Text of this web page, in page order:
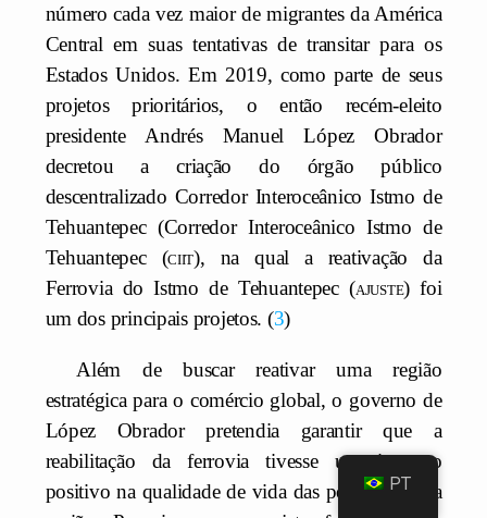
número cada vez maior de migrantes da América
Central em suas tentativas de transitar para os
Estados Unidos. Em 2019, como parte de seus
projetos prioritários, o então recém-eleito
presidente Andrés Manuel López Obrador
decretou a criação do órgão público
descentralizado Corredor Interoceânico Istmo de
Tehuantepec (Corredor Interoceânico Istmo de
Tehuantepec (ciit), na qual a reativação da
Ferrovia do Istmo de Tehuantepec (ajuste) foi
um dos principais projetos. 3
Além de buscar reativar uma região
estratégica para o comércio global, o governo de
López Obrador pretendia garantir que a
reabilitação da ferrovia tivesse um impacto
positivo na qualidade de vida das populações da
PT